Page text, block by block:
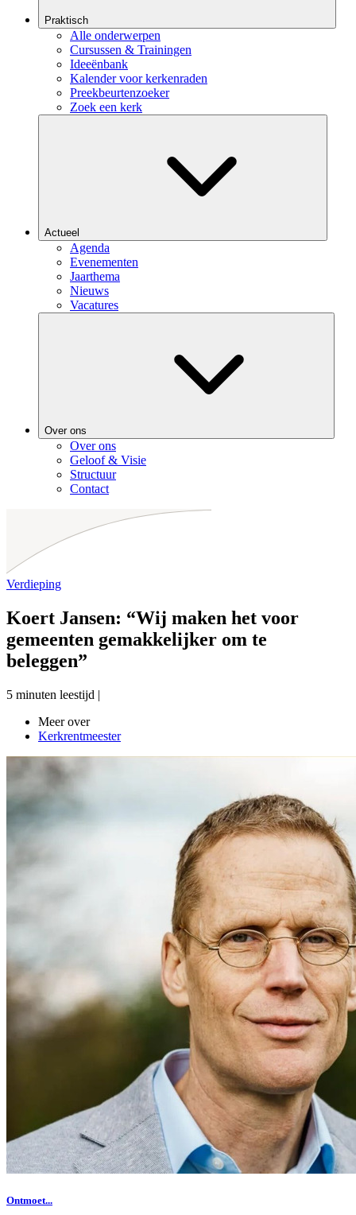
Praktisch
Alle onderwerpen
Cursussen & Trainingen
Ideeënbank
Kalender voor kerkenraden
Preekbeurtenzoeker
Zoek een kerk
Actueel
Agenda
Evenementen
Jaarthema
Nieuws
Vacatures
Over ons
Over ons
Geloof & Visie
Structuur
Contact
Verdieping
Koert Jansen: “Wij maken het voor
gemeenten gemakkelijker om te
beleggen”
5 minuten leestijd |
Meer over
Kerkrentmeester
Ontmoet...